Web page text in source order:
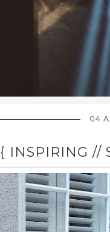
04
{ INSPIRING //